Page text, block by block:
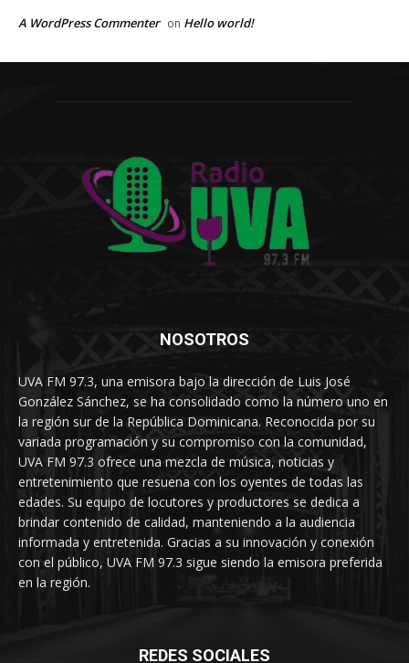
A WordPress Commenter on Hello world!
NOSOTROS
UVA FM 97.3, una emisora bajo la dirección de Luis José
González Sánchez, se ha consolidado como la número uno en
la región sur de la República Dominicana. Reconocida por su
variada programación y su compromiso con la comunidad,
UVA FM 97.3 ofrece una mezcla de música, noticias y
entretenimiento que resuena con los oyentes de todas las
edades. Su equipo de locutores y productores se dedica a
brindar contenido de calidad, manteniendo a la audiencia
informada y entretenida. Gracias a su innovación y conexión
con el público, UVA FM 97.3 sigue siendo la emisora preferida
en la región.
REDES SOCIALES